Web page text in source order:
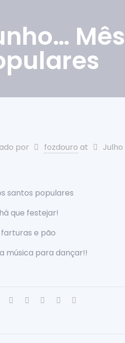
por fozdouro at Julho
santos populares
que festejar!
farturas e pão
música para dançar!!